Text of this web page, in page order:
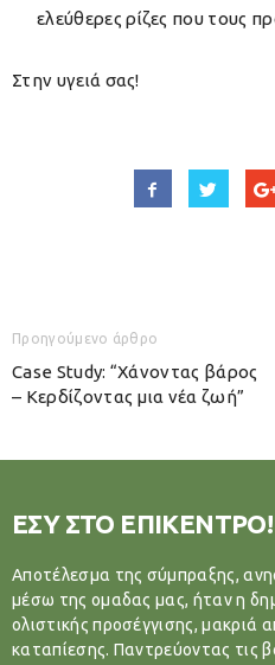
ελεύθερες ρίζες που τους
Στην υγειά σας!
Προηγούμενο άρθρο
Case Study: “Χάνοντας βάρος
– Κερδίζοντας μια νέα ζωή”
ΕΣΥ ΣΤΟ ΕΠΙΚΕΝΤΡΟ!
Αποτέλεσμα της σύμπραξης,
μέσω της ομαδας μας, ήταν η
ολιστικής προσέγγισης, μακριά
καταπίεσης. Παντρεύοντας τις